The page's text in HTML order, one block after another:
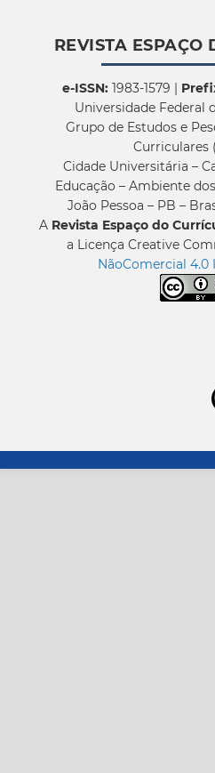
REVISTA ESPAÇO
e-ISSN:1983-1579 |
Universidade Federal
Grupo de Estudos e
Curriculares
Cidade Universitária –
Educação – Ambiente
João Pessoa – PB –
A Revista Espaço do
a Licença Creative
NãoComercial 4.0